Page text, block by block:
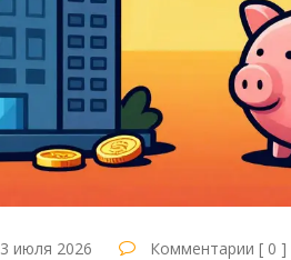
3 июля 2026 Комментарии [ 0 ]